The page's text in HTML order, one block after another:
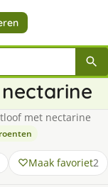
met nectarine
Maak favoriet2